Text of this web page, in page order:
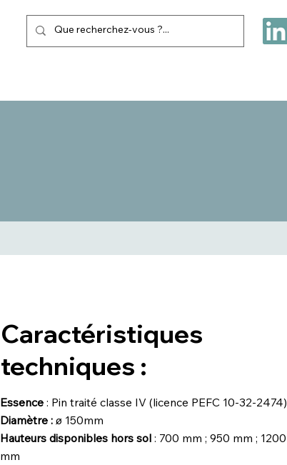
Caractéristiques
techniques :
Essence : Pin traité classe IV (licence PEFC 10-32-2474)
Diamètre :ø 150mm
Hauteurs disponibles hors sol : 700 mm ; 950 mm ; 1200
mm